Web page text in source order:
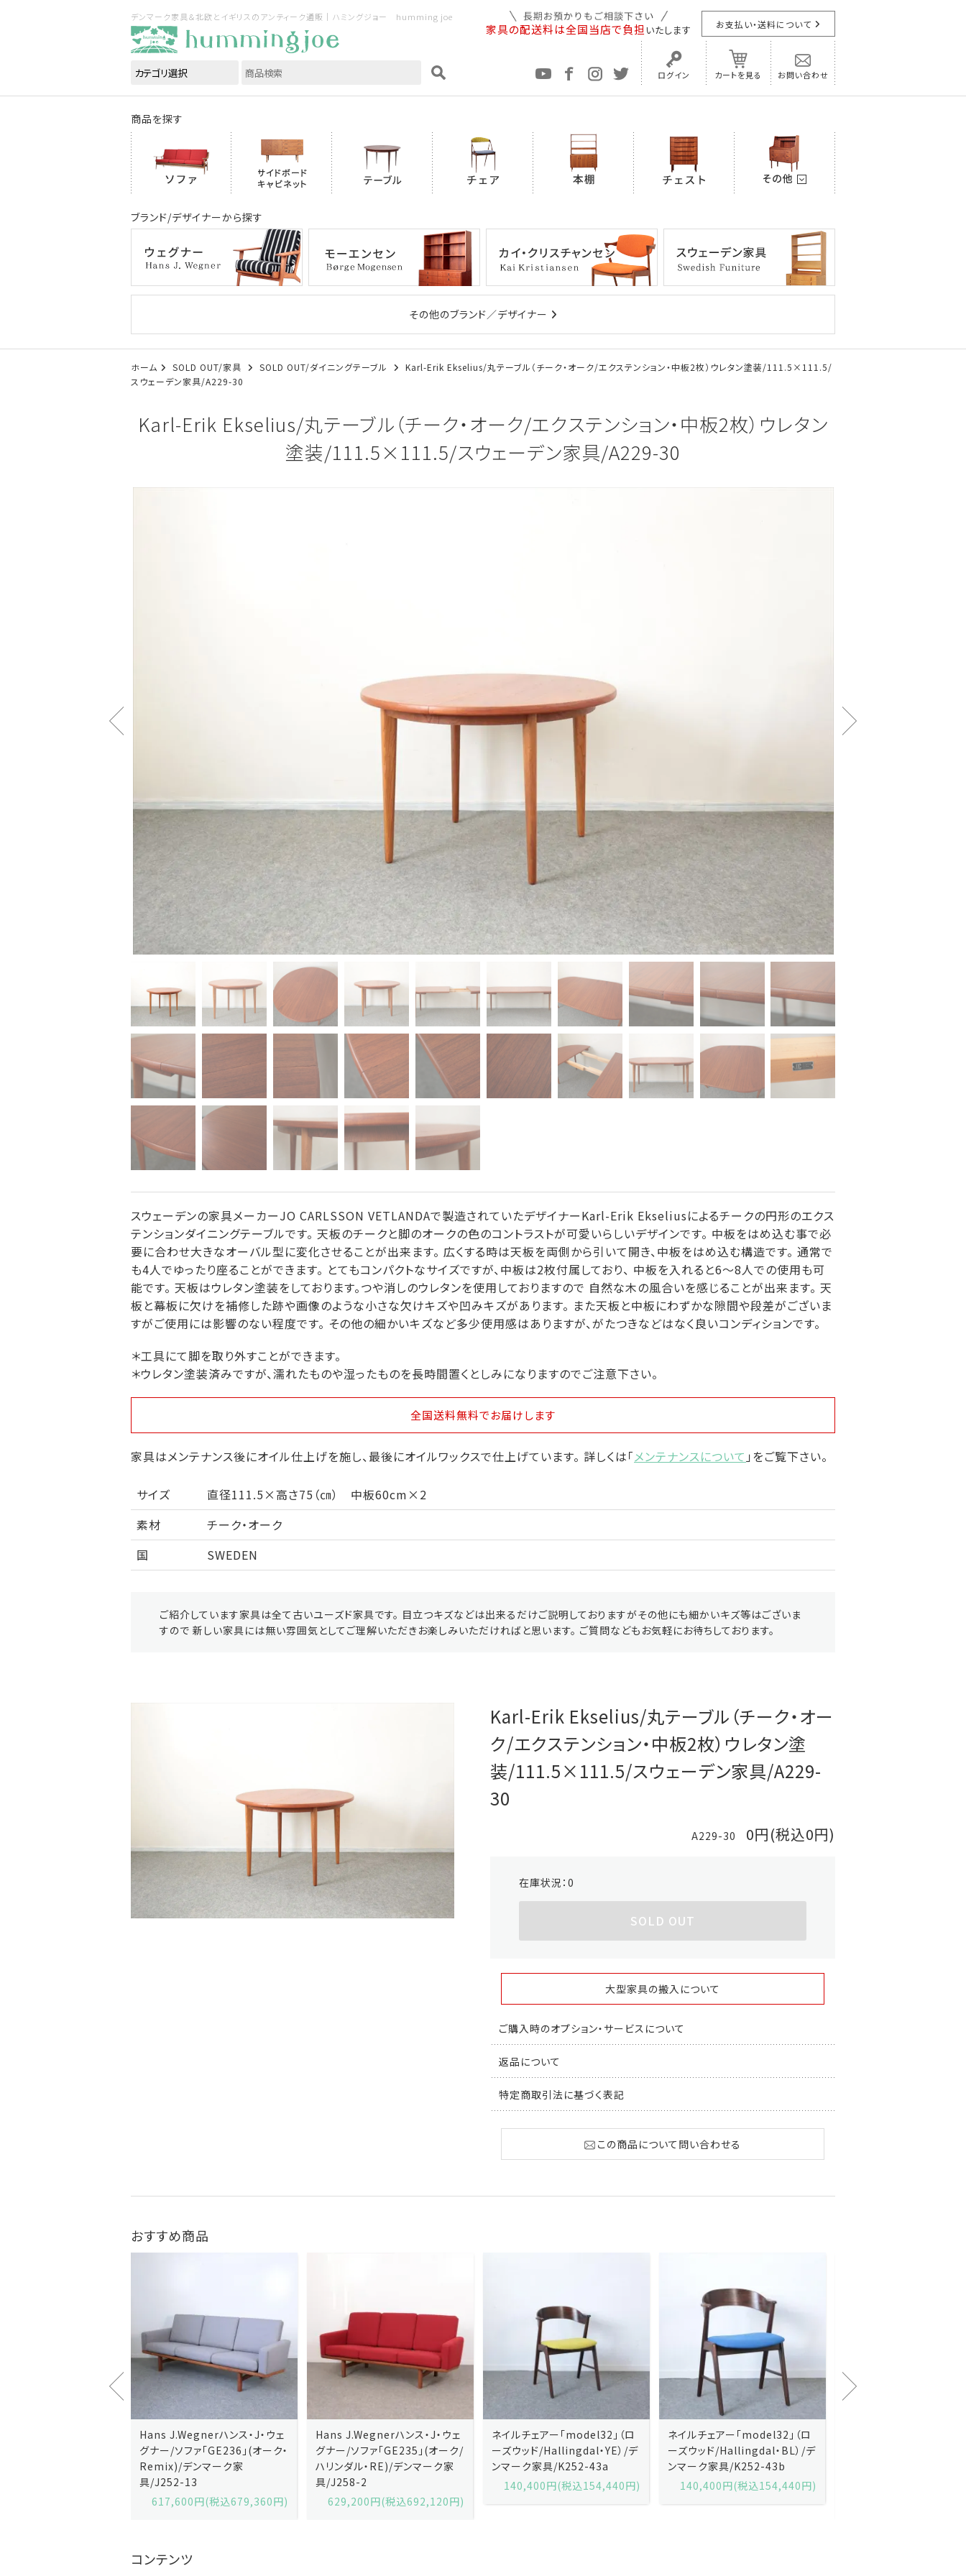
デンマーク家具＆北欧とイギリスのアンティーク通販｜ハミングジョー humming joe
家具の配送料は全国当店で負担 いたします お支払い・送料について
ログイン カートを見る お問い合わせ
商品を探す
ブランド/デザイナーから探す
その他のブランド／デザイナー
ホーム SOLD OUT/家具 SOLD OUT/ダイニングテーブル
Karl-Erik Ekselius/丸テーブル（チーク・オーク/エクステンション・中板2枚）ウレタン塗装/111.5×111.5/
スウェーデン家具/A229-30
Karl-Erik Ekselius/丸テーブル（チーク・オーク/エクステンション・中板2枚）ウレタン
塗装/111.5×111.5/スウェーデン家具/A229-30
スウェーデンの家具メーカーJO CARLSSON VETLANDAで製造されていたデザイナーKarl-Erik Ekseliusによるチークの円形のエクス
テンションダイニングテーブルです。 天板のチークと脚のオークの色のコントラストが可愛いらしいデザインです。 中板をはめ込む事で必
要に合わせ大きなオーバル型に変化させることが出来ます。 広くする時は天板を両側から引いて開き、中板をはめ込む構造です。 通常で
も4人でゆったり座ることができます。 とてもコンパクトなサイズですが、中板は2枚付属しており、 中板を入れると6～8人での使用も可
能です。 天板はウレタン塗装をしております。つや消しのウレタンを使用しておりますので 自然な木の風合いを感じることが出来ます。 天
板と幕板に欠けを補修した跡や画像のような小さな欠けキズや凹みキズがあります。 また天板と中板にわずかな隙間や段差がございま
すがご使用には影響のない程度です。 その他の細かいキズなど多少使用感はありますが、がたつきなどはなく良いコンディションです。
＊工具にて脚を取り外すことができます。
＊ウレタン塗装済みですが、濡れたものや湿ったものを長時間置くとしみになりますのでご注意下さい。
全国送料無料でお届けします
家具はメンテナンス後にオイル仕上げを施し、最後にオイルワックスで仕上げています。 詳しくは「メンテナンスについて 」をご覧下さい。
サイズ
直径111.5×高さ75（㎝） 中板60cm×2
素材
チーク・オーク
国
SWEDEN
ご紹介しています家具は全て古いユーズド家具です。 目立つキズなどは出来るだけご説明しておりますがその他にも細かいキズ等はございま
すので 新しい家具には無い雰囲気としてご理解いただきお楽しみいただければと思います。 ご質問などもお気軽にお待ちしております。
Karl-Erik Ekselius/丸テーブル（チーク・オー
ク/エクステンション・中板2枚）ウレタン塗
装/111.5×111.5/スウェーデン家具/A229-
30
A229-30 0円(税込0円)
在庫状況： 0
SOLD OUT
大型家具の搬入について
ご購入時のオプション・サービスについて
返品について
特定商取引法に基づく表記
この商品について問い合わせる
おすすめ商品
Hans J.Wegnerハンス・J・ウェ
グナー/ソファ「GE235」(オーク/
ハリンダル・RE)/デンマーク家
具/J258-2
629,200円(税込692,120円)
ネイルチェアー「model32」（ロ
ーズウッド/Hallingdal・YE）/デ
ンマーク家具/K252-43a
140,400円(税込154,440円)
ネイルチェアー「model32」（ロ
ーズウッド/Hallingdal・BL）/デ
ンマーク家具/K252-43b
140,400円(税込154,440円)
Kai Kristiansenカイ・クリスチ
ャンセン/ダイニングチェアー
「No.42」（ローズウッド・レザー
黒）/デンマーク家具/J252-57j
コンテンツ